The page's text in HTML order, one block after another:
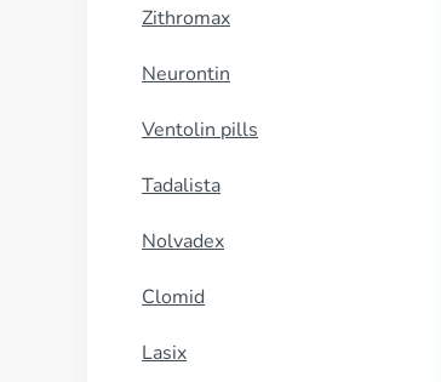
Zithromax
Neurontin
Ventolin pills
Tadalista
Nolvadex
Clomid
Lasix